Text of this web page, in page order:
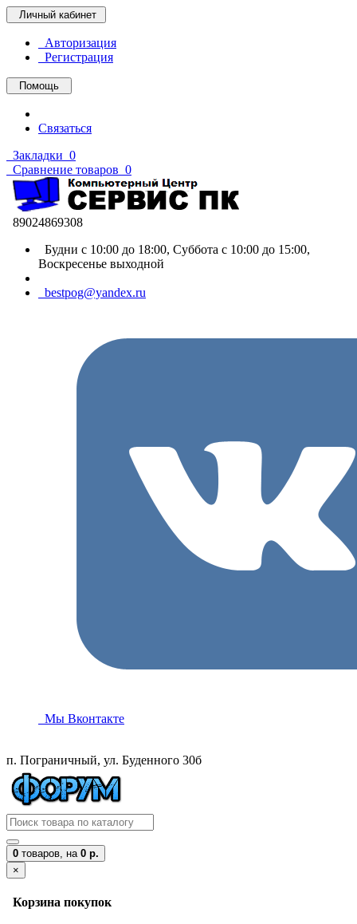
Личный кабинет
Авторизация
Регистрация
Помощь
Связаться
Закладки 0
Сравнение товаров 0
89024869308
Будни с 10:00 до 18:00, Суббота с 10:00 до 15:00,
Воскресенье выходной
bestpog@yandex.ru
Мы Вконтакте
п. Пограничный, ул. Буденного 30б
0 товаров, на 0 р.
×
Корзина покупок